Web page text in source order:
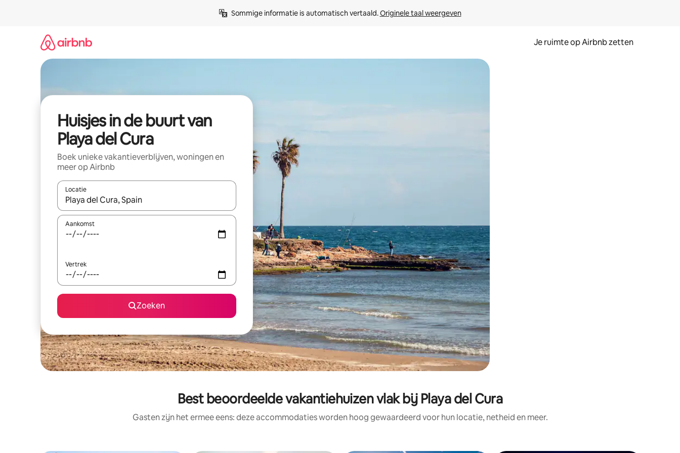
Sommige informatie is automatisch vertaald. Originele taal weergeven
Je ruimte op Airbnb zetten
Huisjes in de buurt van
Playa del Cura
Boek unieke vakantieverblijven, woningen en
meer op Airbnb
Locatie
Wanneer er suggesties beschikbaar zijn, maak je een keuze met je de pijltjestoetsen omhoog en omlaag, óf door te tikken of swipen.
Aankomst
Vertrek
Zoeken
Best beoordeelde vakantiehuizen vlak bij Playa del Cura
Gasten zijn het ermee eens: deze accommodaties worden hoog gewaardeerd voor hun locatie, netheid en meer.